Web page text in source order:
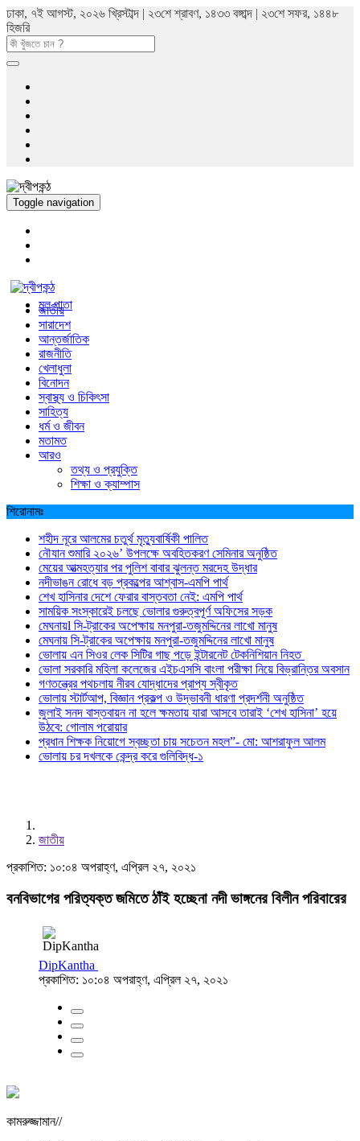
ঢাকা, ৭ই আগস্ট, ২০২৬ খ্রিস্টাব্দ | ২৩শে শ্রাবণ, ১৪৩৩ বঙ্গাব্দ | ২৩শে সফর, ১৪৪৮
হিজরি
Toggle navigation
মুল পাতা
জাতীয়
সারাদেশ
আন্তর্জাতিক
রাজনীতি
খেলাধুলা
বিনোদন
স্বাস্থ্য ও চিকিৎসা
সাহিত্য
ধর্ম ও জীবন
মতামত
আরও
তথ্য ও প্রযুক্তি
শিক্ষা ও ক্যাম্পাস
শিরোনামঃ
শহীদ নূরে আলমের চতুর্থ মৃত্যুবার্ষিকী পালিত
নৌযান শুমারি ২০২৬’ উপলক্ষে অবহিতকরণ সেমিনার অনুষ্ঠিত
মেয়ের আত্মহত্যার পর পুলিশ বাবার ঝুলন্ত মরদেহ উদ্ধার
নদীভাঙন রোধে বড় প্রকল্পের আশ্বাস-এমপি পার্থ
শেখ হাসিনার দেশে ফেরার বাস্তবতা নেই: এমপি পার্থ
সাময়িক সংস্কারেই চলছে ভোলার গুরুত্বপূর্ণ অফিসের সড়ক
মেঘনায়l সি-ট্রাকের অপেক্ষায় মনপুরা-তজুমদ্দিনের লাখো মানুষ
মেঘনায় সি-ট্রাকের অপেক্ষায় মনপুরা-তজুমদ্দিনের লাখো মানুষ
ভোলায় এন সিওর লেক সিটির গাছ পড়ে ইন্টারনেট টেকনিশিয়ান নিহত
ভোলা সরকারি মহিলা কলেজের এইচএসসি বাংলা পরীক্ষা নিয়ে বিভ্রান্তির অবসান
গণতন্ত্রের পথচলায় নীরব যোদ্ধাদের প্রাপ্য স্বীকৃত
ভোলায় স্টার্টআপ, বিজ্ঞান প্রকল্প ও উদ্ভাবনী ধারণা প্রদর্শনী অনুষ্ঠিত
জুলাই সনদ বাস্তবায়ন না হলে ক্ষমতায় যারা আসবে তারাই ‘শেখ হাসিনা’ হয়ে
উঠবে: গোলাম পরোয়ার
প্রধান শিক্ষক নিয়োগে স্বচ্ছতা চায় সচেতন মহল”- মো: আশরাফুল আলম
ভোলায় চর দখলকে কেন্দ্র করে গুলিবিদ্ধ-১
জাতীয়
প্রকাশিত: ১০:০৪ অপরাহ্ণ, এপ্রিল ২৭, ২০২১
বনবিভাগের পরিত্যক্ত জমিতে ঠাঁই হচ্ছেনা নদী ভাঙ্গনের বিলীন পরিবারের
DipKantha
প্রকাশিত: ১০:০৪ অপরাহ্ণ, এপ্রিল ২৭, ২০২১
কামরুজ্জামান//